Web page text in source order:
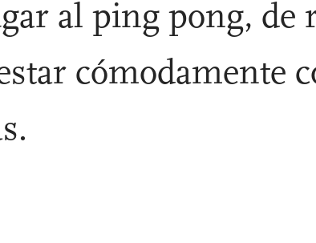
al ping pong, de
cómodamente